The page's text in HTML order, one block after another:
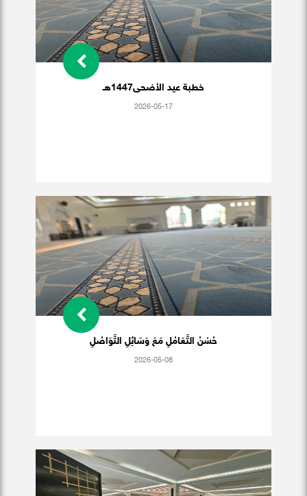
خطبة عيد الأضحى1447هـ
2026-05-17
حُسْنُ التَّعَامُلِ مَعَ وَسَائِلِ التَّوَاصُلِ
2026-05-08